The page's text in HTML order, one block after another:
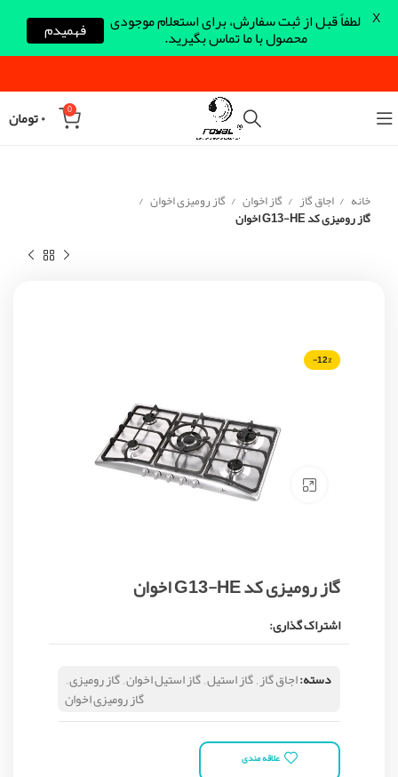
0 ۰تومان
خانه اجاق گاز گاز اخوان گاز رومیزی اخوان
گاز رومیزی کد G13-HE اخوان
-12%
Click to enlarge
گاز رومیزی کد G13-HE اخوان
اشتراک گذاری:
دسته:اجاق گاز,گاز استیل,گاز استیل اخوان,گاز رومیزی,
گاز رومیزی اخوان
علاقه مندی
لطفاً قبل از ثبت سفارش، برای استعلام موجودی
محصول با ما تماس بگیرید. فهمیدم X